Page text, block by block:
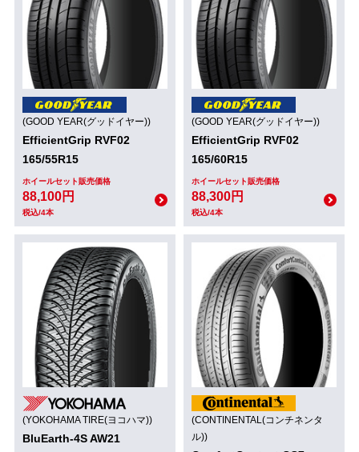
(GOOD YEAR(グッドイヤー))
EfficientGrip RVF02
165/55R15
ホイールセット販売価格
88,100円
税込/4本
(GOOD YEAR(グッドイヤー))
EfficientGrip RVF02
165/60R15
ホイールセット販売価格
88,300円
税込/4本
(YOKOHAMA TIRE(ヨコハマ))
BluEarth-4S AW21
(CONTINENTAL(コンチネンタ
ル))